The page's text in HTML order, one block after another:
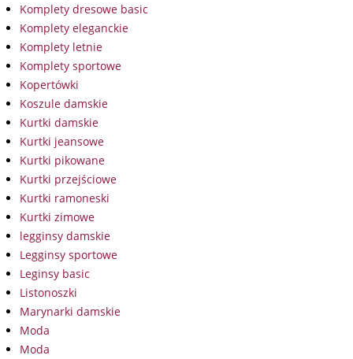
Komplety dresowe basic
Komplety eleganckie
Komplety letnie
Komplety sportowe
Kopertówki
Koszule damskie
Kurtki damskie
Kurtki jeansowe
Kurtki pikowane
Kurtki przejściowe
Kurtki ramoneski
Kurtki zimowe
legginsy damskie
Legginsy sportowe
Leginsy basic
Listonoszki
Marynarki damskie
Moda
Moda